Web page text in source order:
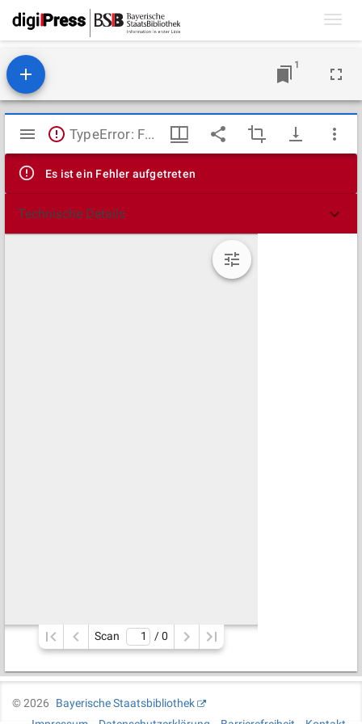
1
Mirador
Viewer
TypeError: Failed to fetch
Es ist ein Fehler aufgetreten
Technische Details
Scan / 0
©2026
Bayerische Staatsbibliothek